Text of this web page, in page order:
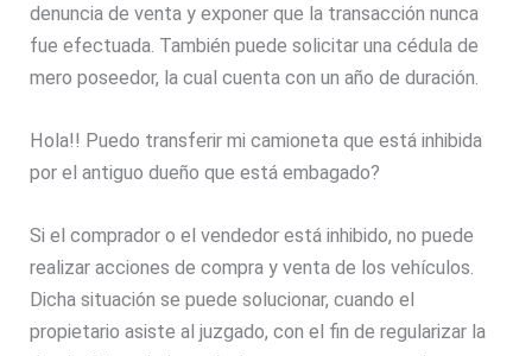
denuncia de venta y exponer que la transacción nunca
fue efectuada. También puede solicitar una cédula de
mero poseedor, la cual cuenta con un año de duración.
Hola!! Puedo transferir mi camioneta que está inhibida
por el antiguo dueño que está embagado?
Si el comprador o el vendedor está inhibido, no puede
realizar acciones de compra y venta de los vehículos.
Dicha situación se puede solucionar, cuando el
propietario asiste al juzgado, con el fin de regularizar la